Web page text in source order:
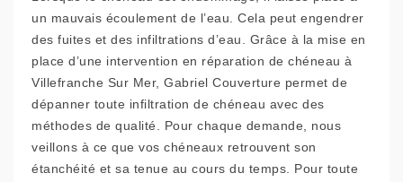
un mauvais écoulement de l’eau. Cela peut engendrer
des fuites et des infiltrations d’eau. Grâce à la mise en
place d’une intervention en réparation de chéneau à
Villefranche Sur Mer, Gabriel Couverture permet de
dépanner toute infiltration de chéneau avec des
méthodes de qualité. Pour chaque demande, nous
veillons à ce que vos chéneaux retrouvent son
étanchéité et sa tenue au cours du temps. Pour toute